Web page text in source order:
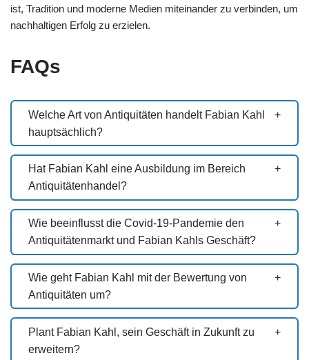
ist, Tradition und moderne Medien miteinander zu verbinden, um
nachhaltigen Erfolg zu erzielen.
FAQs
Welche Art von Antiquitäten handelt Fabian Kahl
hauptsächlich?
Hat Fabian Kahl eine Ausbildung im Bereich
Antiquitätenhandel?
Wie beeinflusst die Covid-19-Pandemie den
Antiquitätenmarkt und Fabian Kahls Geschäft?
Wie geht Fabian Kahl mit der Bewertung von
Antiquitäten um?
Plant Fabian Kahl, sein Geschäft in Zukunft zu
erweitern?